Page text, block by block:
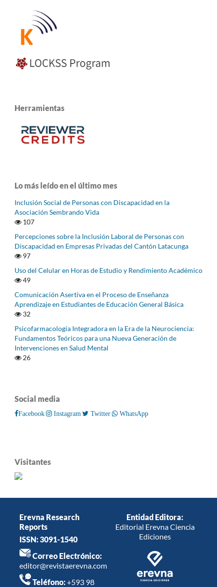
Herramientas
Lo más leído en el último mes
Inclusión Social de Personas con Discapacidad en la
Asociación Sembrando Vida
107
Percepciones sobre la Inclusión Laboral de Personas con
Discapacidad en Empresas Privadas del Cantón Latacunga
97
Uso del Celular en Horas de Estudio y Rendimiento Académico
49
Comunicación Asertiva en el Proceso de Enseñanza
Aprendizaje en Estudiantes de Educación General Básica
32
Psicofarmacología Integradora en la Era de la Neurociencia:
Fundamentos Teóricos para una Nueva Generación de
Intervenciones en Salud Mental
26
Social media
Facebook Instagram Twitter WhatsApp
Visitantes
Erevna Research
Reports
ISSN: 3091-1540
Correo Electrónico:
editor@revistaerevna.com
Teléfono:+593 98
Entidad Editora:
Editorial Erevna Ciencia
Ediciones